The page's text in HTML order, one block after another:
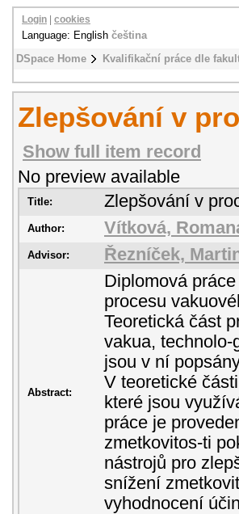
DSpace Home Kvalifikační práce dle
Login cookies
Language: English čeština
Zlepšování v
Show full item record
No preview available
Title: Zlepšování v
Author: Vítková,
Advisor: Řezníček,
Abstract:
Diplomová
procesu
Teoretická část
vakua,
jsou v ní
V teoretické
které jsou
práce je
zmetkovitos-ti
nástrojů pro
snížení
vyhodnocení